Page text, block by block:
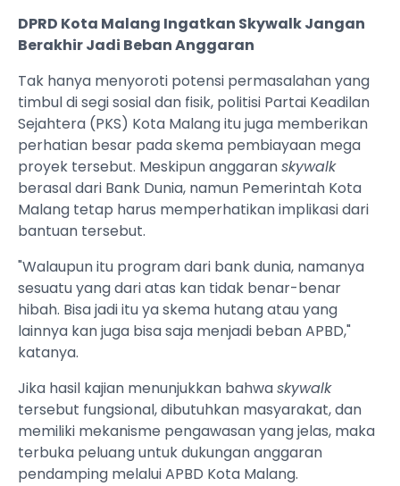
DPRD Kota Malang Ingatkan Skywalk Jangan
Berakhir Jadi Beban Anggaran
Tak hanya menyoroti potensi permasalahan yang
timbul di segi sosial dan fisik, politisi Partai Keadilan
Sejahtera (PKS) Kota Malang itu juga memberikan
perhatian besar pada skema pembiayaan mega
proyek tersebut. Meskipun anggaranskywalk
berasal dari Bank Dunia, namun Pemerintah Kota
Malang tetap harus memperhatikan implikasi dari
bantuan tersebut.
"Walaupun itu program dari bank dunia, namanya
sesuatu yang dari atas kan tidak benar-benar
hibah. Bisa jadi itu ya skema hutang atau yang
lainnya kan juga bisa saja menjadi beban APBD,"
katanya.
Jika hasil kajian menunjukkan bahwaskywalk
tersebut fungsional, dibutuhkan masyarakat, dan
memiliki mekanisme pengawasan yang jelas, maka
terbuka peluang untuk dukungan anggaran
pendamping melalui APBD Kota Malang.